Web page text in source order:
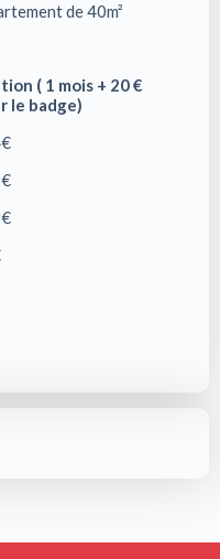
de 40m²
( 1 mois + 20 €
le badge)